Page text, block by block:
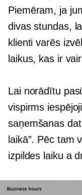
Piemēram, ja
divas stundas,
klienti varēs
laikus, kas ir
Lai norādītu
vispirms
saņemšanas
laikā”. Pēc tam
izpildes laiku a